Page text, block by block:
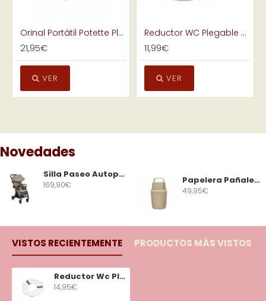
Orinal Portátil Potette Plus
21,95€
VER
Reductor WC Plegable Acolchado
11,99€
VER
Novedades
Silla Paseo Autoplegable Eden Beige
169,90€ Papelera Pañales Avionaut Airwell Beige
49,95€
VISTOS RECIENTEMENTE PRODUCTOS MÁS VISTOS
Reductor Wc Plegable
14,95€